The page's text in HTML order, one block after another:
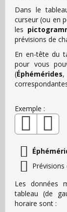
Dans le
curseur (ou en
les
prévisions de
En en-tête du
pour vous
(Éphémérides,
Exemple :
Prévisions
Les données
tableau (de
horaire sont :